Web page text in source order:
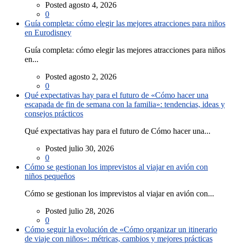
Posted agosto 4, 2026
0
Guía completa: cómo elegir las mejores atracciones para niños
en Eurodisney
Guía completa: cómo elegir las mejores atracciones para niños
en...
Posted agosto 2, 2026
0
Qué expectativas hay para el futuro de «Cómo hacer una
escapada de fin de semana con la familia»: tendencias, ideas y
consejos prácticos
Qué expectativas hay para el futuro de Cómo hacer una...
Posted julio 30, 2026
0
Cómo se gestionan los imprevistos al viajar en avión con
niños pequeños
Cómo se gestionan los imprevistos al viajar en avión con...
Posted julio 28, 2026
0
Cómo seguir la evolución de «Cómo organizar un itinerario
de viaje con niños»: métricas, cambios y mejores prácticas